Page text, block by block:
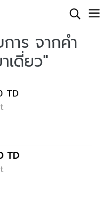
าร จากคำ
เดี่ยว"
TD
TD